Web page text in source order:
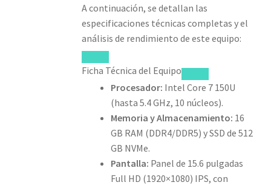
A continuación, se detallan las
especificaciones técnicas completas y el
análisis de rendimiento de este equipo:
Ficha Técnica del Equipo
Procesador: Intel Core 7 150U
(hasta 5.4 GHz, 10 núcleos).
Memoria y Almacenamiento: 16
GB RAM (DDR4/DDR5) y SSD de 512
GB NVMe.
Pantalla: Panel de 15.6 pulgadas
Full HD (1920×1080) IPS, con